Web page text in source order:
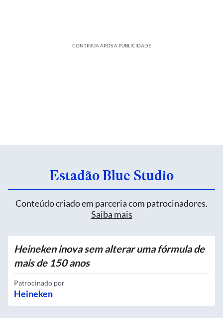
CONTINUA APÓS A PUBLICIDADE
Estadão Blue Studio
Conteúdo criado em parceria com patrocinadores.
Saiba mais
Heineken inova sem alterar uma fórmula de
mais de 150 anos
Patrocinado por
Heineken